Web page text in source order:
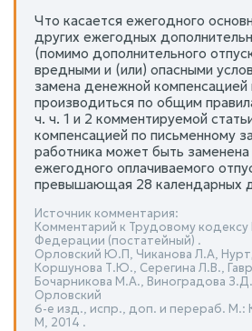
Что касается ежегодного
других ежегодных
(помимо дополнительного
вредными и (или) опасными
замена денежной
производиться по общим
ч. ч. 1 и 2 комментируемой
компенсацией по письменному
работника может быть
ежегодного оплачиваемого
превышающая 28 календарных
Источник комментария:
Комментарий к Трудовому кодексу
Федерации (постатейный) .
Орловский Ю.П, Чиканова Л.А,
Коршунова Т.Ю., Серегина Л.В.,
Бочарникова М.А., Виноградова
Орловский
6-е изд., испр., доп. и перераб.
М, 2014 .